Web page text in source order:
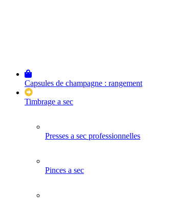
Capsules de champagne : rangement
Timbrage a sec
Presses a sec professionnelles
Pinces a sec